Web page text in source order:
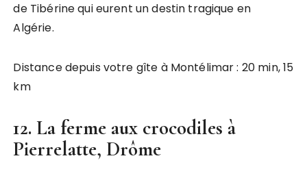
de Tibérine qui eurent un destin tragique en
Algérie.
Distance depuis votre gîte à Montélimar : 20 min, 15
km
12. La ferme aux crocodiles à
Pierrelatte, Drôme